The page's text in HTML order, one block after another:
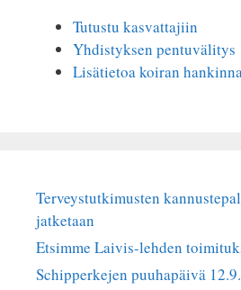
Tutustu kasvattajiin
Yhdistyksen pentuvälitys
Lisätietoa koiran
Terveystutkimusten
jatketaan
Etsimme Laivis-lehden
Schipperkejen puuhapäivä